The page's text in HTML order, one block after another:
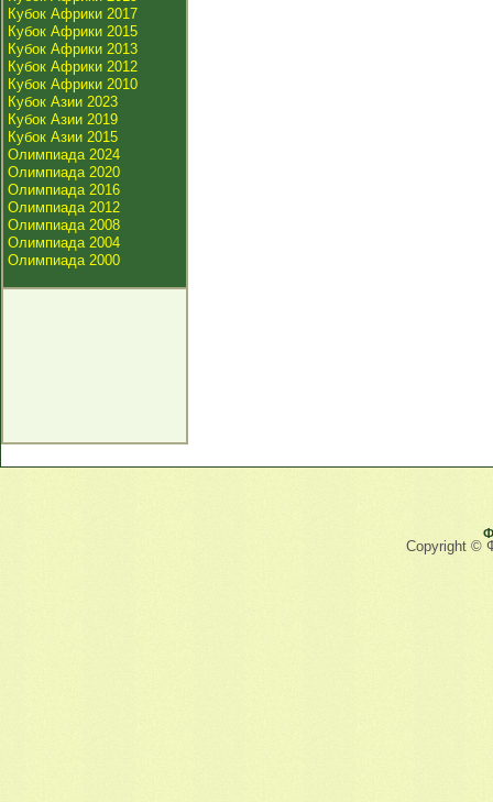
Кубок Африки 2017
Кубок Африки 2015
Кубок Африки 2013
Кубок Африки 2012
Кубок Африки 2010
Кубок Азии 2023
Кубок Азии 2019
Кубок Азии 2015
Олимпиада 2024
Олимпиада 2020
Олимпиада 2016
Олимпиада 2012
Олимпиада 2008
Олимпиада 2004
Олимпиада 2000
Copyright ©